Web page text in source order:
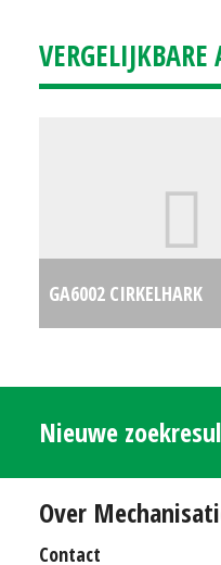
GA6002 CIRKELHARK
Nieuwe
Over
Contact